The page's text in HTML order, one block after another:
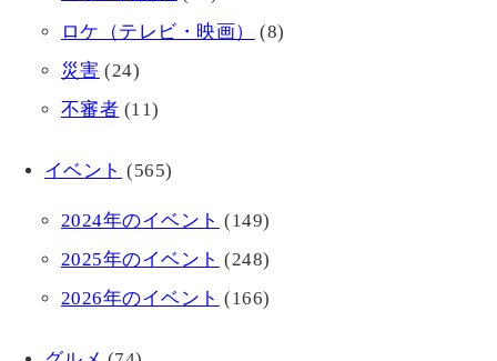
ロケ（テレビ・映画）
(8)
災害 (24)
不審者 (11)
イベント (565)
2024年のイベント (149)
2025年のイベント (248)
2026年のイベント (166)